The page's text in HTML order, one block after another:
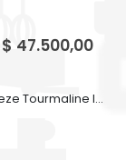
$ 47.500,00
Secador De Pelo Ga.ma Breeze Tourmaline Ion Negro - 2100 Watts